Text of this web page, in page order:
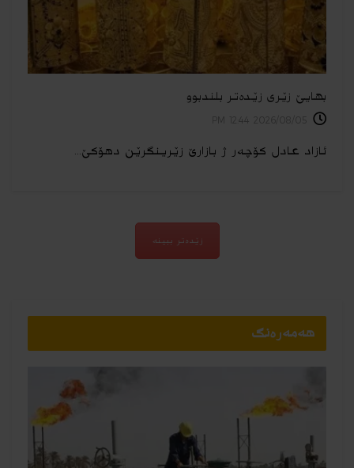
بهایێ زێری زێده‌تر بلندبوو
ئازاد عادل کۆچەر ژ بازارێ زێرینگرێن دهۆکێ...
زێدەتر ببینە
هه‌مه‌ره‌نگ